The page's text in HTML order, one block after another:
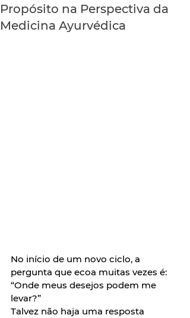
Propósito na Perspectiva da
Medicina Ayurvédica
No início de um novo ciclo, a
pergunta que ecoa muitas vezes é:
“Onde meus desejos podem me
levar?”
Talvez não haja uma resposta